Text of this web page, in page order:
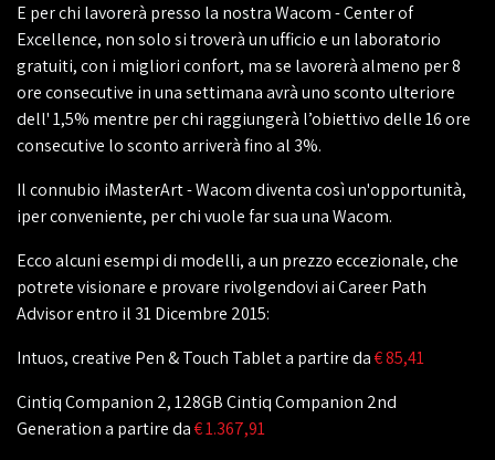
E per chi lavorerà presso la nostra Wacom - Center of
Excellence, non solo si troverà un ufficio e un laboratorio
gratuiti, con i migliori confort, ma se lavorerà almeno per 8
ore consecutive in una settimana avrà uno sconto ulteriore
dell' 1,5% mentre per chi raggiungerà l’obiettivo delle 16 ore
consecutive lo sconto arriverà fino al 3%.
Il connubio iMasterArt - Wacom diventa così un'opportunità,
iper conveniente, per chi vuole far sua una Wacom.
Ecco alcuni esempi di modelli, a un prezzo eccezionale, che
potrete visionare e provare rivolgendovi ai Career Path
Advisor entro il 31 Dicembre 2015:
Intuos, creative Pen & Touch Tablet a partire da€ 85,41
Cintiq Companion 2, 128GB Cintiq Companion 2nd
Generation a partire da€ 1.367,91